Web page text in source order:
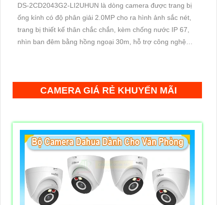
DS-2CD2043G2-LI2UHUN là dòng camera được trang bị
ống kính có độ phân giải 2.0MP cho ra hình ảnh sắc nét,
trang bị thiết kế thân chắc chắn, kèm chống nước IP 67,
nhìn ban đêm bằng hồng ngoại 30m, hỗ trợ công nghệ
CAMERA GIÁ RẺ KHUYẾN MÃI